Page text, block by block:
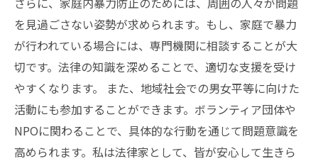
を見過ごさない姿勢が求められます。もし、家庭で暴力
が行われている場合には、専門機関に相談することが大
切です。法律の知識を深めることで、適切な支援を受け
やすくなります。 また、地域社会での男女平等に向けた
活動にも参加することができます。ボランティア団体や
NPOに関わることで、具体的な行動を通じて問題意識を
高められます。私は法律家として、皆が安心して生きら